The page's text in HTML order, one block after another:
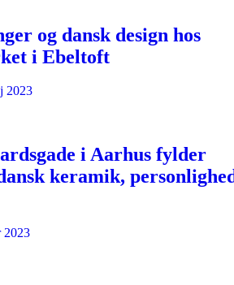
og dansk design hos
i Ebeltoft
2023
i Aarhus fylder
keramik,
2023